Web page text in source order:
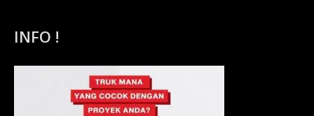
INFO !